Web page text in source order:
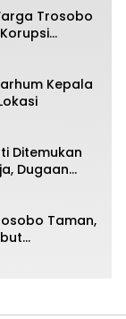
Trosobo
Kepala
Ditemukan
Dugaan
Taman,